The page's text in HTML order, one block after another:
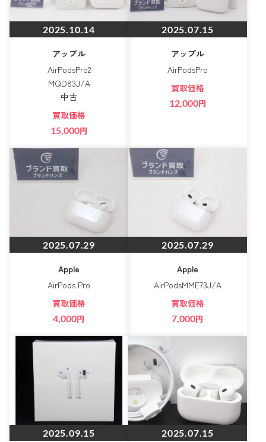
2025.10.14
アップル
AirPodsPro2
MQD83J/A
中古
買取価格
15,000円
2025.07.15
アップル
AirPodsPro
買取価格
12,000円
2025.07.29
Apple
AirPods Pro
買取価格
4,000円
2025.07.29
Apple
AirPodsMME73J/A
買取価格
7,000円
2025.09.15 2025.07.15